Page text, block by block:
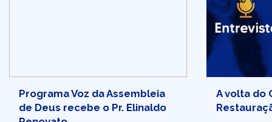
Programa Voz da Assembleia
de Deus recebe o Pr. Elinaldo
A volta do